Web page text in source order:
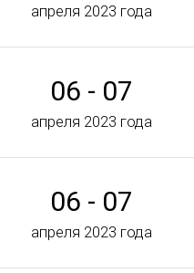
апреля 2023 года
06 - 07
апреля 2023 года
06 - 07
апреля 2023 года